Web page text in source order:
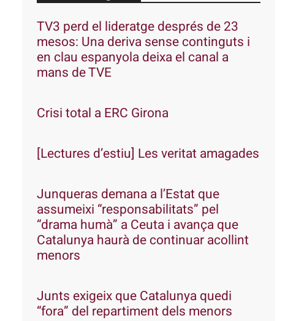
TV3 perd el lideratge després de 23
mesos: Una deriva sense continguts i
en clau espanyola deixa el canal a
mans de TVE
Crisi total a ERC Girona
[Lectures d’estiu] Les veritat amagades
Junqueras demana a l’Estat que
assumeixi “responsabilitats” pel
“drama humà” a Ceuta i avança que
Catalunya haurà de continuar acollint
menors
Junts exigeix que Catalunya quedi
“fora” del repartiment dels menors